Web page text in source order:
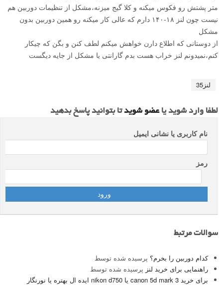
متر پشتش رو فکوس میکنه و کلا گیج میزنه،مشکل از تنظیمات دوربین هم
نیست چون لنز ۱۸-۱۴۰ دارم که عالی کار میکنه رو همین دوربین بدون
مشکل
از دوستانی که اطلاع دارن خواهش میکنم لطف کنن و بگن که چیکار
کنم،نمیدونم لنز خراب هست بدم گارانتی یا مشکل از جایه دیگست
لنز35
لطفا وارد شوید یاعضو شویدتا بتوانید پاسخ بدهید
نام کاربری یا نشانی ایمیل
رمز
سوالات مرتبط
کدام دوربین را بخرم؟ پرسیده شده توسط
راهنمایی برای خرید لنز پرسیده شده توسط
برای خرید canon 5d mark 3 یا nikon d750 ایده ال بهتره یا نورنگار